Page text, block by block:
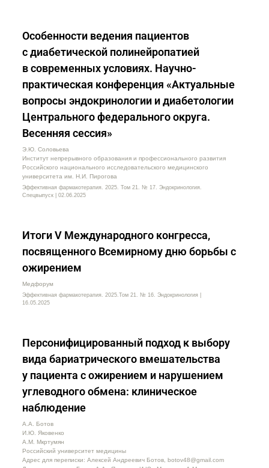
Особенности ведения пациентов
с диабетической полинейропатией
в современных условиях. Научно-
практическая конференция «Актуальные
вопросы эндокринологии и диабетологии
Центрального федерального округа.
Весенняя сессия»
Э.Ю. Соловьева
Институт непрерывного образования и профессионального развития
Российского национального исследовательского медицинского
университета им. Н.И. Пирогова
Эффективная фармакотерапия. 2025. Том 21. № 17. Эндокринология.
Спецвыпуск | 02.06.2025
Итоги V Международного конгресса,
посвященного Всемирному дню борьбы с
ожирением
Медфорум
Эффективная фармакотерапия. 2025.Том 21. № 16. Эндокринология |
16.05.2025
Персонифицированный подход к выбору
вида бариатрического вмешательства
у пациента с ожирением и нарушением
углеводного обмена: клиническое
наблюдение
А.А. Ботов
И.Ю. Яковенко
А.М. Мкртумян
Российский университет медицины
Адрес для переписки: Алексей Андреевич Ботов, botov48@gmail.com